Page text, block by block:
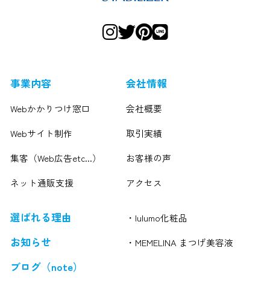
事業内容
Webかかりつけ窓口
Webサイト制作
集客（Web広告etc...）
ネット通販支援
会社情報
会社概要
取引実績
お客様の声
アクセス
選ばれる理由
お知らせ
ブログ（note）
・lulumo化粧品
・MEMELINA まつげ美容液